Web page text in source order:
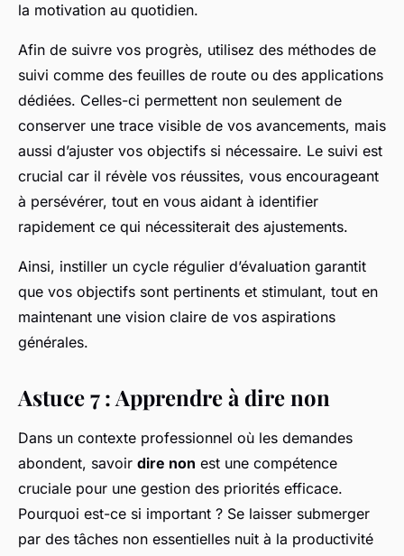
la motivation au quotidien.
Afin de suivre vos progrès, utilisez des méthodes de
suivi comme des feuilles de route ou des applications
dédiées. Celles-ci permettent non seulement de
conserver une trace visible de vos avancements, mais
aussi d’ajuster vos objectifs si nécessaire. Le suivi est
crucial car il révèle vos réussites, vous encourageant
à persévérer, tout en vous aidant à identifier
rapidement ce qui nécessiterait des ajustements.
Ainsi, instiller un cycle régulier d’évaluation garantit
que vos objectifs sont pertinents et stimulant, tout en
maintenant une vision claire de vos aspirations
générales.
Astuce 7 : Apprendre à dire non
Dans un contexte professionnel où les demandes
abondent, savoir dire non est une compétence
cruciale pour une gestion des priorités efficace.
Pourquoi est-ce si important ? Se laisser submerger
par des tâches non essentielles nuit à la productivité